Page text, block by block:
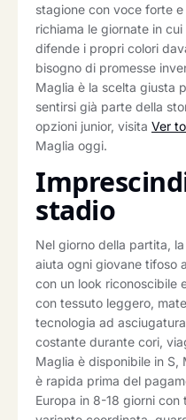
stagione con voce forte
richiama le giornate in
difende i propri colori
bisogno di promesse
Maglia è la scelta giusta
sentirsi già parte della
opzioni junior, visita Ver
Maglia oggi.
stadio
Nel giorno della partita, la
aiuta ogni giovane tifoso
con un look riconoscibile
con tessuto leggero,
tecnologia ad
costante durante cori,
Maglia è disponibile in S,
è rapida prima del
Europa in 8-18 giorni